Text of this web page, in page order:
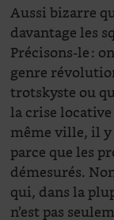
Aussi bizarre
davantage les
Précisons-le :
genre
trotskyste ou
la crise
même ville, il y
parce que les
démesurés.
qui, dans la
n’est pas